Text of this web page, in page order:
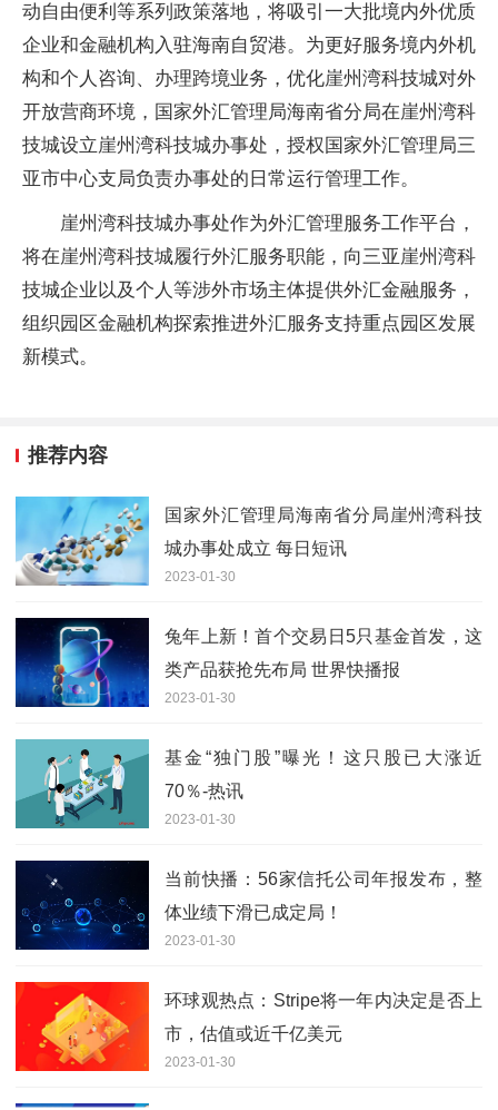
动自由便利等系列政策落地，将吸引一大批境内外优质
企业和金融机构入驻海南自贸港。为更好服务境内外机
构和个人咨询、办理跨境业务，优化崖州湾科技城对外
开放营商环境，国家外汇管理局海南省分局在崖州湾科
技城设立崖州湾科技城办事处，授权国家外汇管理局三
亚市中心支局负责办事处的日常运行管理工作。
崖州湾科技城办事处作为外汇管理服务工作平台，
将在崖州湾科技城履行外汇服务职能，向三亚崖州湾科
技城企业以及个人等涉外市场主体提供外汇金融服务，
组织园区金融机构探索推进外汇服务支持重点园区发展
新模式。
推荐内容
国家外汇管理局海南省分局崖州湾科技
城办事处成立 每日短讯
2023-01-30
兔年上新！首个交易日5只基金首发，这
类产品获抢先布局 世界快播报
2023-01-30
基金“独门股”曝光！这只股已大涨近
70％-热讯
2023-01-30
当前快播：56家信托公司年报发布，整
体业绩下滑已成定局！
2023-01-30
环球观热点：Stripe将一年内决定是否上
市，估值或近千亿美元
2023-01-30